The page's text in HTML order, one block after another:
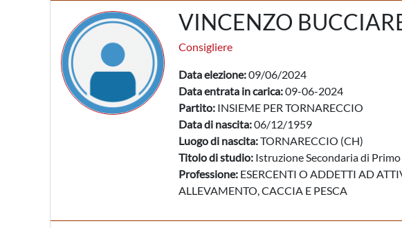
VINCENZO
Consigliere
Data elezione:09/06/2024
Data entrata in carica:09-06-2024
Partito: INSIEME PER TORNARECCIO
Data di nascita:06/12/1959
Luogo di nascita:TORNARECCIO (CH)
Titolo di studio: Istruzione Secondaria di
Professione: ESERCENTI O ADDETTI AD
ALLEVAMENTO, CACCIA E PESCA